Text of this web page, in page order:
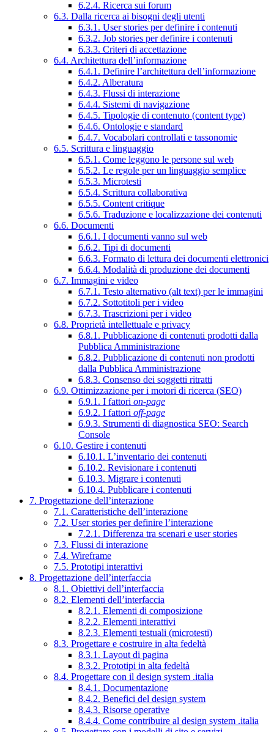
6.2.4. Ricerca sui forum
6.3. Dalla ricerca ai bisogni degli utenti
6.3.1. User stories per definire i contenuti
6.3.2. Job stories per definire i contenuti
6.3.3. Criteri di accettazione
6.4. Architettura dell’informazione
6.4.1. Definire l’architettura dell’informazione
6.4.2. Alberatura
6.4.3. Flussi di interazione
6.4.4. Sistemi di navigazione
6.4.5. Tipologie di contenuto (content type)
6.4.6. Ontologie e standard
6.4.7. Vocabolari controllati e tassonomie
6.5. Scrittura e linguaggio
6.5.1. Come leggono le persone sul web
6.5.2. Le regole per un linguaggio semplice
6.5.3. Microtesti
6.5.4. Scrittura collaborativa
6.5.5. Content critique
6.5.6. Traduzione e localizzazione dei contenuti
6.6. Documenti
6.6.1. I documenti vanno sul web
6.6.2. Tipi di documenti
6.6.3. Formato di lettura dei documenti elettronici
6.6.4. Modalità di produzione dei documenti
6.7. Immagini e video
6.7.1. Testo alternativo (alt text) per le immagini
6.7.2. Sottotitoli per i video
6.7.3. Trascrizioni per i video
6.8. Proprietà intellettuale e privacy
6.8.1. Pubblicazione di contenuti prodotti dalla
Pubblica Amministrazione
6.8.2. Pubblicazione di contenuti non prodotti
dalla Pubblica Amministrazione
6.8.3. Consenso dei soggetti ritratti
6.9. Ottimizzazione per i motori di ricerca (SEO)
6.9.1. I fattori on-page
6.9.2. I fattori off-page
6.9.3. Strumenti di diagnostica SEO: Search
Console
6.10. Gestire i contenuti
6.10.1. L’inventario dei contenuti
6.10.2. Revisionare i contenuti
6.10.3. Migrare i contenuti
6.10.4. Pubblicare i contenuti
7. Progettazione dell’interazione
7.1. Caratteristiche dell’interazione
7.2. User stories per definire l’interazione
7.2.1. Differenza tra scenari e user stories
7.3. Flussi di interazione
7.4. Wireframe
7.5. Prototipi interattivi
8. Progettazione dell’interfaccia
8.1. Obiettivi dell’interfaccia
8.2. Elementi dell’interfaccia
8.2.1. Elementi di composizione
8.2.2. Elementi interattivi
8.2.3. Elementi testuali (microtesti)
8.3. Progettare e costruire in alta fedeltà
8.3.1. Layout di pagina
8.3.2. Prototipi in alta fedeltà
8.4. Progettare con il design system .italia
8.4.1. Documentazione
8.4.2. Benefici del design system
8.4.3. Risorse operative
8.4.4. Come contribuire al design system .italia